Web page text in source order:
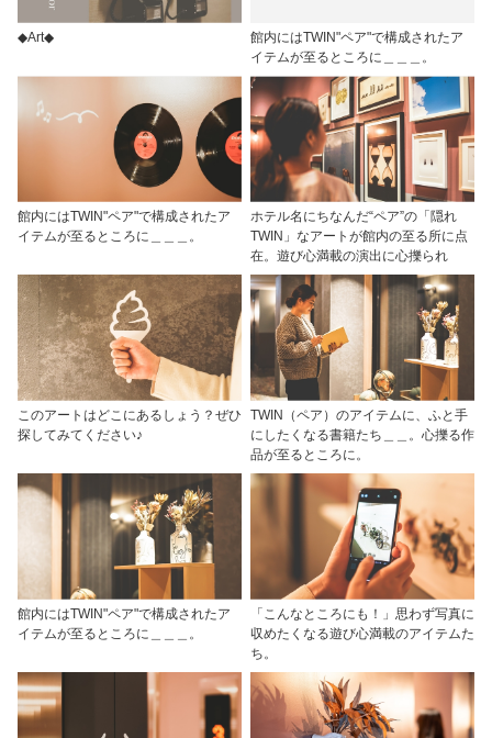
◆Art◆
館内にはTWIN"ペア"で構成されたア
イテムが至るところに＿＿＿。
館内にはTWIN"ペア"で構成されたア
イテムが至るところに＿＿＿。
ホテル名にちなんだ“ペア”の「隠れ
TWIN」なアートが館内の至る所に点
在。遊び心満載の演出に心擽られ
このアートはどこにあるしょう？ぜひ
探してみてください♪
TWIN（ペア）のアイテムに、ふと手
にしたくなる書籍たち＿＿。心擽る作
品が至るところに。
館内にはTWIN"ペア"で構成されたア
イテムが至るところに＿＿＿。
「こんなところにも！」思わず写真に
収めたくなる遊び心満載のアイテムた
ち。